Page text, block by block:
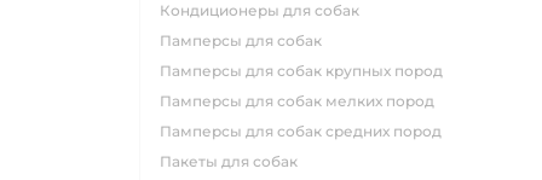
кондиционеры для собак
памперсы для собак
памперсы для собак крупных пород
памперсы для собак мелких пород
памперсы для собак средних пород
пакеты для собак